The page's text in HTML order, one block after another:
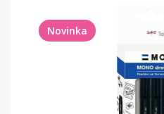
Novinka